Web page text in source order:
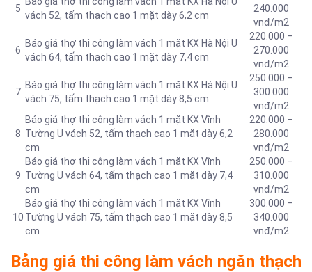
5
vách 52, tấm thạch cao 1 mặt dày 6,2 cm
240.000
vnđ/m2
6
Báo giá thợ thi công làm vách 1 mặt KX Hà Nội U
vách 64, tấm thạch cao 1 mặt dày 7,4 cm
220.000 –
270.000
vnđ/m2
7
Báo giá thợ thi công làm vách 1 mặt KX Hà Nội U
vách 75, tấm thạch cao 1 mặt dày 8,5 cm
250.000 –
300.000
vnđ/m2
8
Báo giá thợ thi công làm vách 1 mặt KX Vĩnh
Tường U vách 52, tấm thạch cao 1 mặt dày 6,2
cm
220.000 –
280.000
vnđ/m2
9
Báo giá thợ thi công làm vách 1 mặt KX Vĩnh
Tường U vách 64, tấm thạch cao 1 mặt dày 7,4
cm
250.000 –
310.000
vnđ/m2
10
Báo giá thợ thi công làm vách 1 mặt KX Vĩnh
Tường U vách 75, tấm thạch cao 1 mặt dày 8,5
cm
300.000 –
340.000
vnđ/m2
Bảng giá thi công làm vách ngăn thạch